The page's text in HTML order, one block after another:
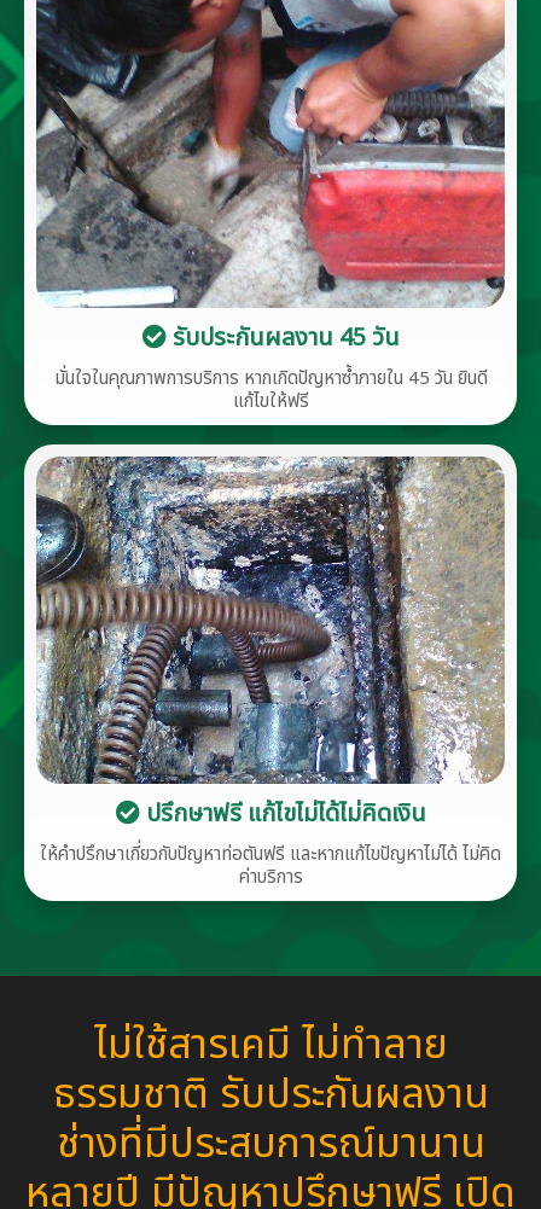
รับประกันผลงาน 45 วัน
มั่นใจในคุณภาพการบริการ หากเกิดปัญหาซ้ำภายใน 45 วัน ยินดี
แก้ไขให้ฟรี
ปรึกษาฟรี แก้ไขไม่ได้ไม่คิดเงิน
ให้คำปรึกษาเกี่ยวกับปัญหาท่อตันฟรี และหากแก้ไขปัญหาไม่ได้ ไม่คิด
ค่าบริการ
ไม่ใช้สารเคมี ไม่ทำลาย
ธรรมชาติ รับประกันผลงาน
ช่างที่มีประสบการณ์มานาน
หลายปี มีปัญหาปรึกษาฟรี เปิด